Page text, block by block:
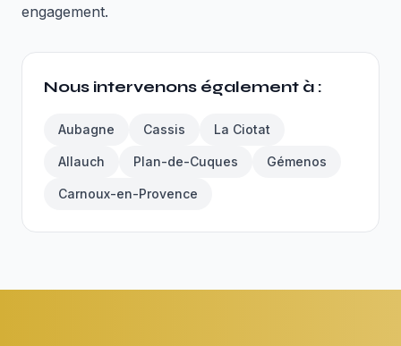
engagement.
Nous intervenons également à :
Aubagne Cassis La Ciotat
Allauch Plan-de-Cuques Gémenos
Carnoux-en-Provence